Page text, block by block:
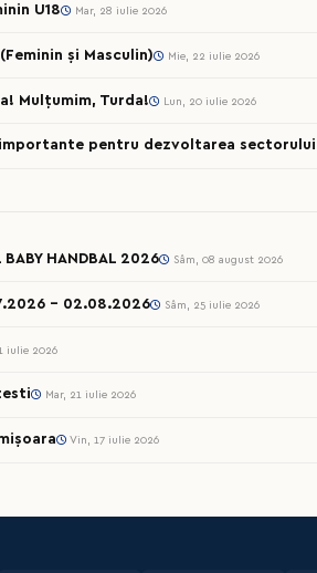
U18 Mar, 28 iulie 2026
și Masculin) Mie, 22 iulie 2026
Mulțumim, Turda! Lun, 20 iulie 2026
pentru dezvoltarea sectorului
BABY HANDBAL 2026 Sâm, 08 august 2026
– 02.08.2026 Sâm, 25 iulie 2026
iulie 2026
Mar, 21 iulie 2026
Vin, 17 iulie 2026